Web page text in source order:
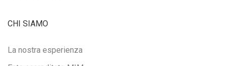
CHI SIAMO
La nostra esperienza